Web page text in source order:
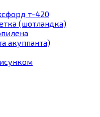
т-420
(шотландка)
акуппанта)